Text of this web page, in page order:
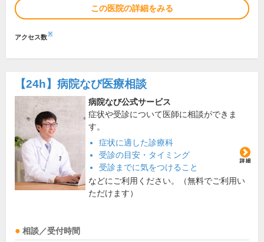
この医院の詳細をみる
アクセス数※
【24h】 病院なび医療相談
病院なび公式サービス
症状や受診について医師に相談ができま
す。
症状に適した診療科
受診の目安・タイミング
受診までに気をつけること
などにご利用ください。（無料でご利用い
ただけます）
相談／受付時間